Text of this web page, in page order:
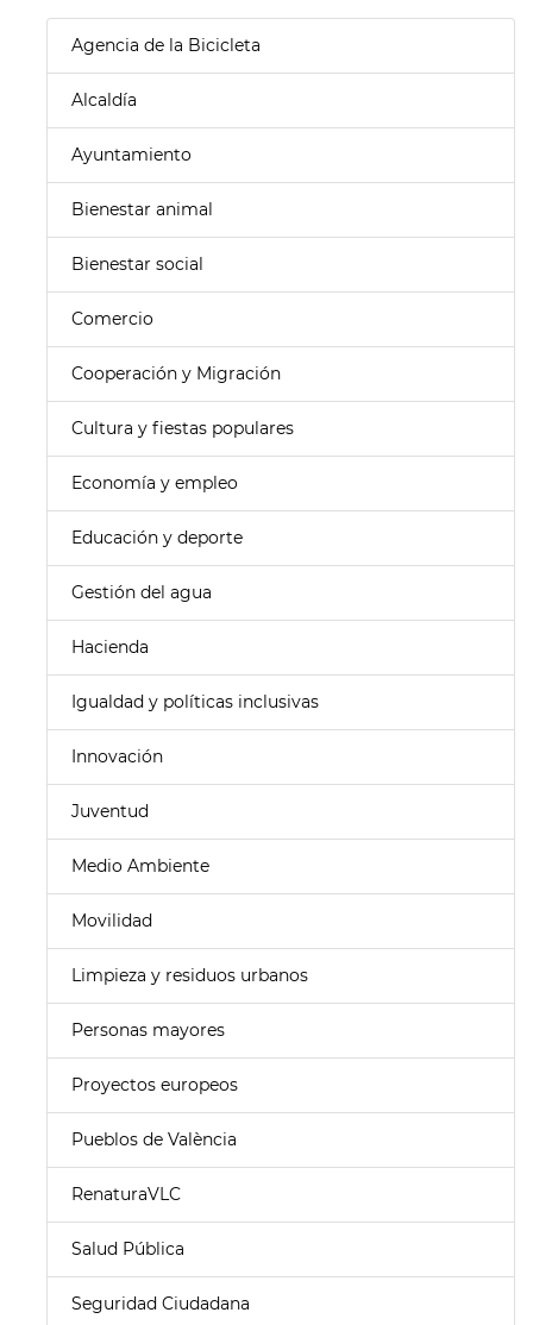
Agencia de la Bicicleta
Alcaldía
Ayuntamiento
Bienestar animal
Bienestar social
Comercio
Cooperación y Migración
Cultura y fiestas populares
Economía y empleo
Educación y deporte
Gestión del agua
Hacienda
Igualdad y políticas inclusivas
Innovación
Juventud
Medio Ambiente
Movilidad
Limpieza y residuos urbanos
Personas mayores
Proyectos europeos
Pueblos de València
RenaturaVLC
Salud Pública
Seguridad Ciudadana